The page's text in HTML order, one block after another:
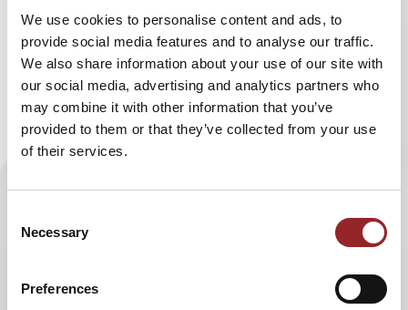
We use cookies to personalise content and ads, to
provide social media features and to analyse our traffic.
We also share information about your use of our site with
our social media, advertising and analytics partners who
may combine it with other information that you’ve
provided to them or that they’ve collected from your use
of their services.
Selection
Necessary
Preferences
(Speed Stacks) Pyramiden in bestimmten Reihenfolgen
auf- und wieder ab stapelt. Verschiedene Studien zeigen
ähnlich dem Jonglieren auch einen Nutzen auf kognitive
Leistungen. So kam der Gedächtnisweltmeister auch zu
diesem Hobby.
Dieses Finale hat auch an einem ganz besonderen Datum
stattgefunden: Boris konnte nicht nur seinen Weltmeister
Sportlerinnen und Sportler aus 27 Ländern in insgesamt
knapp über 30 Altersklassen teilgenommen.
Da die Sport Stacking Weltmeisterschaft 2021 natürlich
online stattfinden musste, konnte Dr. Boris Nikolai